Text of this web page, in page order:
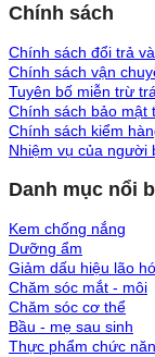
Chính sách
Chính sách đổi trả
Chính sách vận
Tuyên bố miễn trừ
Chính sách bảo mật
Chính sách kiểm
Nhiệm vụ của người
Danh mục nổi
Kem chống nắng
Dưỡng ẩm
Giảm dấu hiệu lão
Chăm sóc mắt - môi
Chăm sóc cơ thể
Bầu - mẹ sau sinh
Thực phẩm chức